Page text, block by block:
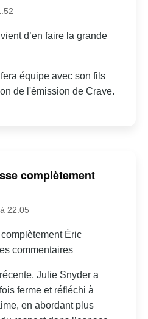
d’en faire la grande
équipe avec son fils
de l'émission de Crave.
complètement
22:05
Éric
commentaires
Julie Snyder a
ferme et réfléchi à
en abordant plus